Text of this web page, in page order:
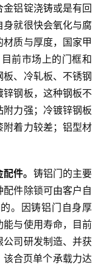
铝锭浇铸或是有回
身就很快会氧化与腐
质与厚度，国家甲
前市场上的门框和
、冷轧板、不锈钢
钢板，这种钢板不
力强；冷镀锌钢板
附着力较差；铝型材
件。 铸铝门的主要
件除锁可由客户自
。因铸铝门自身厚
能与使用寿命，目前
司研发制造、并获
该合页单个承载力达